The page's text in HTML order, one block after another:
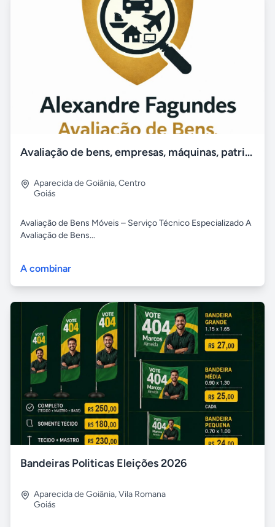
Avaliação de bens, empresas, máquinas, patrimônial
Aparecida de Goiânia,Centro
Goiás
Avaliação de Bens Móveis – Serviço Técnico Especializado A
Avaliação de Bens...
A combinar
Bandeiras Politicas Eleições 2026
Aparecida de Goiânia,Vila Romana
Goiás